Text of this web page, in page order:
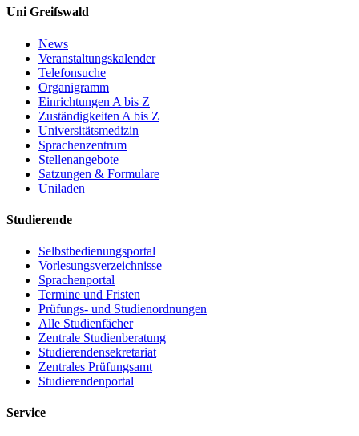
Uni Greifswald
News
Veranstaltungskalender
Telefonsuche
Organigramm
Einrichtungen A bis Z
Zuständigkeiten A bis Z
Universitätsmedizin
Sprachenzentrum
Stellenangebote
Satzungen & Formulare
Uniladen
Studierende
Selbstbedienungsportal
Vorlesungsverzeichnisse
Sprachenportal
Termine und Fristen
Prüfungs- und Studienordnungen
Alle Studienfächer
Zentrale Studienberatung
Studierendensekretariat
Zentrales Prüfungsamt
Studierendenportal
Service